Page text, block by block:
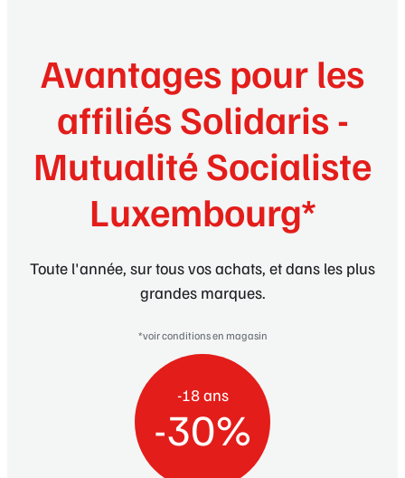
Avantages pour les
affiliés Solidaris -
Mutualité Socialiste
Luxembourg*
Toute l'année, sur tous vos achats, et dans les plus
grandes marques.
*voir conditions en magasin
-18 ans
-30%